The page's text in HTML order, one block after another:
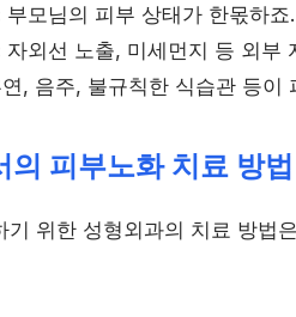
부모님의 피부 상태가 한몫하죠.
자외선 노출, 미세먼지 등 외부
, 음주, 불규칙한 식습관 등이
의 피부노화 치료 방법
기 위한 성형외과의 치료 방법